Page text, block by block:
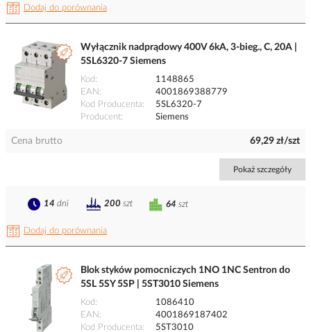
Dodaj do porównania
Wyłącznik nadprądowy 400V 6kA, 3-bieg., C, 20A |
5SL6320-7 Siemens
Kod
1148865
EAN
4001869388779
Kod Producenta
5SL6320-7
Producent
Siemens
Cena brutto 69,29 zł/szt
Pokaż szczegóły
Dodaj do porównania
64 szt
14 dni 200 szt
Blok styków pomocniczych 1NO 1NC Sentron do
5SL 5SY 5SP | 5ST3010 Siemens
Kod
1086410
EAN
4001869187402
Kod Producenta
5ST3010